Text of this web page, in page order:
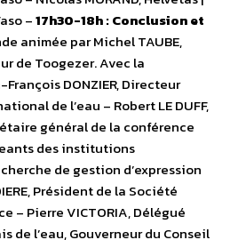
–17h30-18h : Conclusion et
animée par Michel TAUBE,
de Toogezer. Avec la
DONZIER, Directeur
de l’eau – Robert LE DUFF,
général de la conférence
des institutions
de gestion d’expression
Président de la Société
– Pierre VICTORIA, Délégué
de l’eau, Gouverneur du Conseil